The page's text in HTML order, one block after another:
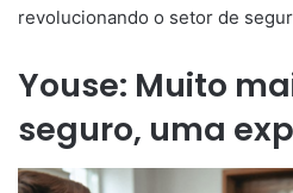
revolucionando o setor de
Youse: Muito
seguro, uma